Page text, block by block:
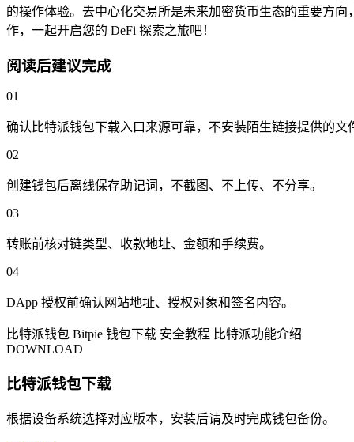
的操作体验。去中心化交易所是未来加密货币生态的重要方
作，一起开启您的 DeFi 探索之旅吧！
阅读后建议完成
01
确认比特派钱包下载入口来源可靠，不安装陌生链接提供的文
02
创建钱包后离线保存助记词，不截图、不上传、不分享。
03
转账前核对链类型、收款地址、金额和手续费。
04
DApp 授权前确认网站地址、授权对象和签名内容。
比特派钱包 Bitpie 钱包下载 安全教程 比特派功能介绍
DOWNLOAD
比特派钱包下载
根据设备系统选择对应版本，安装后请及时完成钱包备份。